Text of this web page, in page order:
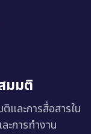
มมติ
และการสื่อสารใน
ะการทำงาน